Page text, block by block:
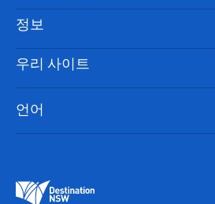
부인 성명
쿠키 고지
목적지
할 일
이벤트
숙소
정보
여행 정보
시드니 접근성
귀하의 사업을 등록하세요
우리 사이트
뉴사우스웨일즈주관광청
언어